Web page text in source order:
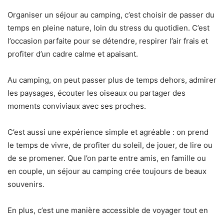
Organiser un séjour au camping, c’est choisir de passer du
temps en pleine nature, loin du stress du quotidien. C’est
l’occasion parfaite pour se détendre, respirer l’air frais et
profiter d’un cadre calme et apaisant.
Au camping, on peut passer plus de temps dehors, admirer
les paysages, écouter les oiseaux ou partager des
moments conviviaux avec ses proches.
C’est aussi une expérience simple et agréable : on prend
le temps de vivre, de profiter du soleil, de jouer, de lire ou
de se promener. Que l’on parte entre amis, en famille ou
en couple, un séjour au camping crée toujours de beaux
souvenirs.
En plus, c’est une manière accessible de voyager tout en